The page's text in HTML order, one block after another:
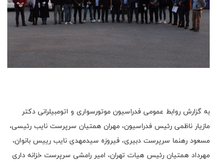
به‌ گزارش روابط عمومی فدراسیون موتورسواری و اتومبیلرانی دکتر
مازیار ناظمی رئیس فدراسیون، مهران همتیان سرپرست نایب رئیسی،
مسعود رهنما سرپرست دبیری، فیروزه سیدمهدی نایب رییس بانوان،
مهرداد همتیان رئیس هیات تهران، امیر رامشی سرپرست خزانه داری